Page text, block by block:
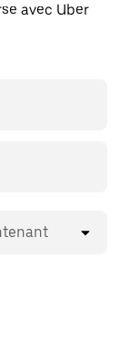
avec Uber